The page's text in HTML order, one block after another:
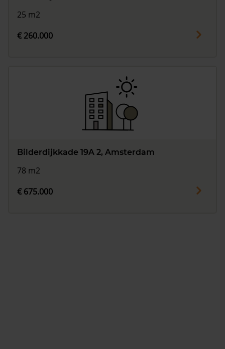
25 m2
€ 260.000
Bilderdijkkade 19A 2, Amsterdam
78 m2
€ 675.000